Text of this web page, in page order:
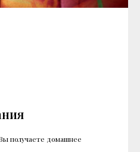
получаете домашнее